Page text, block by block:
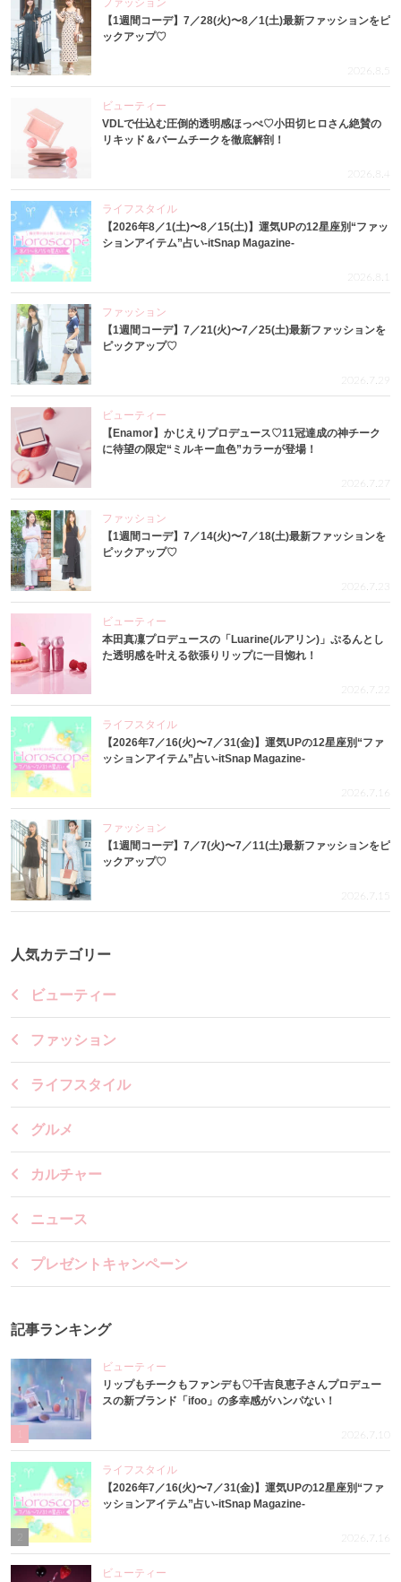
ファッション
【1週間コーデ】7／28(火)〜8／1(土)最新ファッションをピ
ックアップ♡
2026.8.5
ビューティー
VDLで仕込む圧倒的透明感ほっぺ♡小田切ヒロさん絶賛の
リキッド＆バームチークを徹底解剖！
2026.8.4
ライフスタイル
【2026年8／1(土)〜8／15(土)】運気UPの12星座別“ファッ
ションアイテム”占い-itSnap Magazine-
2026.8.1
ファッション
【1週間コーデ】7／21(火)〜7／25(土)最新ファッションを
ピックアップ♡
2026.7.29
ビューティー
【Enamor】かじえりプロデュース♡11冠達成の神チーク
に待望の限定“ミルキー血色”カラーが登場！
2026.7.27
ファッション
【1週間コーデ】7／14(火)〜7／18(土)最新ファッションを
ピックアップ♡
2026.7.23
ビューティー
本田真凜プロデュースの「Luarine(ルアリン)」ぷるんとし
た透明感を叶える欲張りリップに一目惚れ！
2026.7.22
ライフスタイル
【2026年7／16(火)〜7／31(金)】運気UPの12星座別“ファ
ッションアイテム”占い-itSnap Magazine-
2026.7.16
ファッション
【1週間コーデ】7／7(火)〜7／11(土)最新ファッションをピ
ックアップ♡
2026.7.15
人気カテゴリー
ビューティー
ファッション
ライフスタイル
グルメ
カルチャー
ニュース
プレゼントキャンペーン
記事ランキング
ビューティー
リップもチークもファンデも♡千吉良恵子さんプロデュー
スの新ブランド「ifoo」の多幸感がハンパない！
2026.7.10
ライフスタイル
【2026年7／16(火)〜7／31(金)】運気UPの12星座別“ファ
ッションアイテム”占い-itSnap Magazine-
2026.7.16
ビューティー